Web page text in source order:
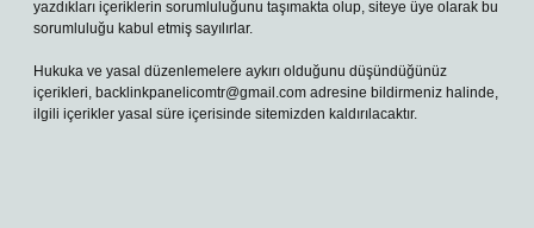
yazdıkları içeriklerin sorumluluğunu taşımakta olup, siteye üye olarak bu
sorumluluğu kabul etmiş sayılırlar.
Hukuka ve yasal düzenlemelere aykırı olduğunu düşündüğünüz
içerikleri, backlinkpanelicomtr@gmail.com adresine bildirmeniz halinde,
ilgili içerikler yasal süre içerisinde sitemizden kaldırılacaktır.